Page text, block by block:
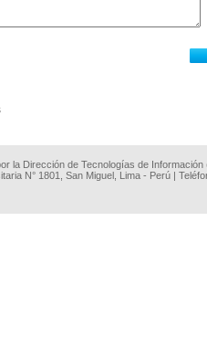
la Dirección de Tecnologías de
N° 1801, San Miguel, Lima - Perú |